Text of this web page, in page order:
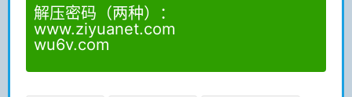
解压密码（两种）：
www.ziyuanet.com
wu6v.com